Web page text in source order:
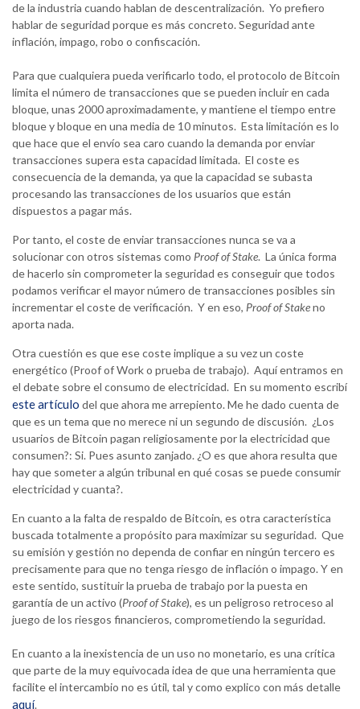
de la industria cuando hablan de descentralización. Yo prefiero
hablar de seguridad porque es más concreto. Seguridad ante
inflación, impago, robo o confiscación.
Para que cualquiera pueda verificarlo todo, el protocolo de Bitcoin
limita el número de transacciones que se pueden incluir en cada
bloque, unas 2000 aproximadamente, y mantiene el tiempo entre
bloque y bloque en una media de 10 minutos. Esta limitación es lo
que hace que el envío sea caro cuando la demanda por enviar
transacciones supera esta capacidad limitada. El coste es
consecuencia de la demanda, ya que la capacidad se subasta
procesando las transacciones de los usuarios que están
dispuestos a pagar más.
Por tanto, el coste de enviar transacciones nunca se va a
solucionar con otros sistemas como Proof of Stake. La única forma
de hacerlo sin comprometer la seguridad es conseguir que todos
podamos verificar el mayor número de transacciones posibles sin
incrementar el coste de verificación. Y en eso, Proof of Stakeno
aporta nada.
Otra cuestión es que ese coste implique a su vez un coste
energético (Proof of Work o prueba de trabajo). Aquí entramos en
el debate sobre el consumo de electricidad. En su momento escribí
este artículo del que ahora me arrepiento. Me he dado cuenta de
que es un tema que no merece ni un segundo de discusión. ¿Los
usuarios de Bitcoin pagan religiosamente por la electricidad que
consumen?: Si. Pues asunto zanjado. ¿O es que ahora resulta que
hay que someter a algún tribunal en qué cosas se puede consumir
electricidad y cuanta?.
En cuanto a la falta de respaldo de Bitcoin, es otra característica
buscada totalmente a propósito para maximizar su seguridad. Que
su emisión y gestión no dependa de confiar en ningún tercero es
precisamente para que no tenga riesgo de inflación o impago. Y en
este sentido, sustituir la prueba de trabajo por la puesta en
garantía de un activo (Proof of Stake), es un peligroso retroceso al
juego de los riesgos financieros, comprometiendo la seguridad.
En cuanto a la inexistencia de un uso no monetario, es una crítica
que parte de la muy equivocada idea de que una herramienta que
facilite el intercambio no es útil, tal y como explico con más detalle
aquí.